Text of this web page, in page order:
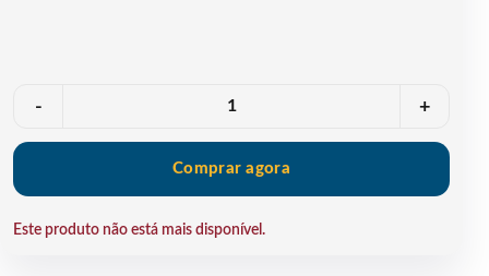
- +
Comprar agora
Este produto não está mais disponível.